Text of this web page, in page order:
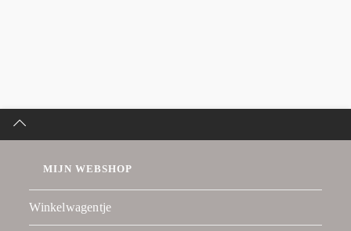
MIJN WEBSHOP
Winkelwagentje